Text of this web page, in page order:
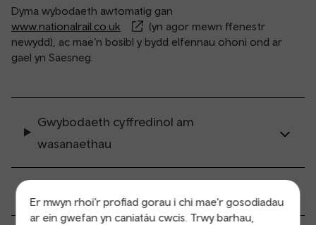
Er mwyn rhoi’r profiad gorau i chi mae'r gosodiadau
ar ein gwefan yn caniatáu cwcis. Trwy barhau,
Dyma wybodaeth awtomatig gan
www.nationalrail.co.uk
(yn agor mewn ffenestr
newydd), ac mae’n bosibl y bydd elfennau ohoni ond ar
gael yn Saesneg.
Gwybodaeth cyffredinol am
wasanaethau